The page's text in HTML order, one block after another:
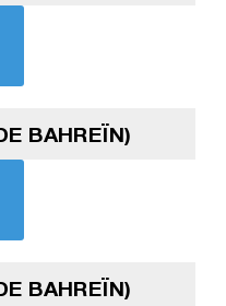
BAHREÏN)
BAHREÏN)